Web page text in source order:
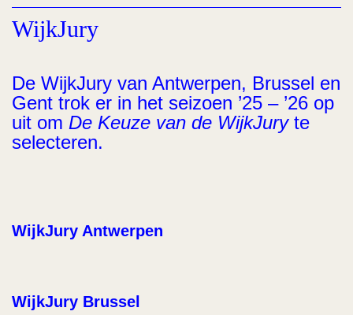
WijkJury
De WijkJury van Antwerpen, Brussel en
Gent trok er in het seizoen ’25 – ’26 op
uit om De Keuze van de WijkJuryte
selecteren.
WijkJury Antwerpen
WijkJury Brussel